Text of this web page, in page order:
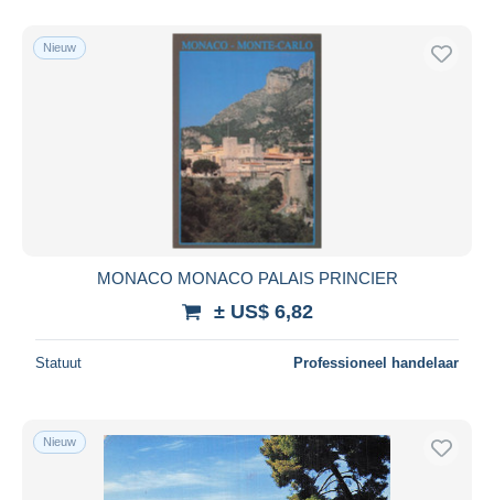
Nieuw
MONACO MONACO PALAIS PRINCIER
± US$ 6,82
Statuut Professioneel handelaar
Nieuw